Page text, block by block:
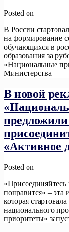
Posted on
В России
на формирование
обучающихся в
образования за
«Национальные
Министерства
В новой
«Активное
Posted on
понравится» – эта
которая
национального
приоритеты»